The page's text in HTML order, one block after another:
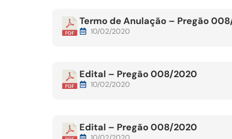
Termo de Anulação – Pregão
10/02/2020
Edital – Pregão 008/2020
10/02/2020
Edital – Pregão 008/2020